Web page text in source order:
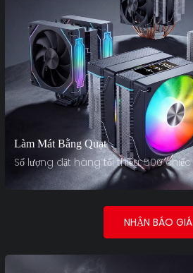
Làm Mát Bằng Quạt
Số lượng đặt hàng tối thiểu: 500 chiếc
NHẬN BÁO GIÁ